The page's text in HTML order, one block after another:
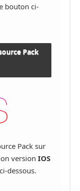
bouton ci-
Pack
Pack sur
version IOS
dessous.